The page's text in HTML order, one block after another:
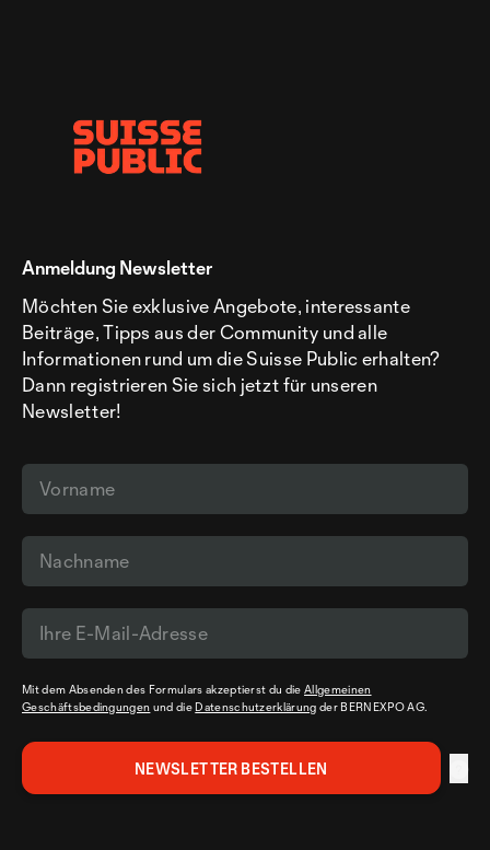
Anmeldung Newsletter
Möchten Sie exklusive Angebote, interessante
Beiträge, Tipps aus der Community und alle
Informationen rund um die Suisse Public erhalten?
Dann registrieren Sie sich jetzt für unseren
Newsletter!
Mit dem Absenden des Formulars akzeptierst du dieAllgemeinen
Geschäftsbedingungen und die Datenschutzerklärung der BERNEXPO AG.